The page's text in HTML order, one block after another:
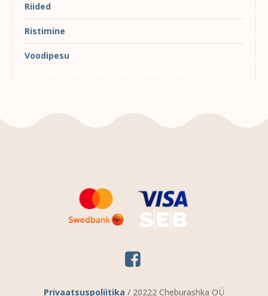
Riided
Ristimine
Voodipesu
Privaatsuspoliitika / 20222 Cheburashka OÜ